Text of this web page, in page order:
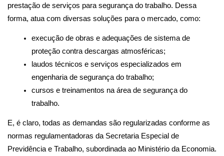
prestação de serviços para segurança do trabalho. Dessa
forma, atua com diversas soluções para o mercado, como:
execução de obras e adequações de sistema de
proteção contra descargas atmosféricas;
laudos técnicos e serviços especializados em
engenharia de segurança do trabalho;
cursos e treinamentos na área de segurança do
trabalho.
E, é claro, todas as demandas são regularizadas conforme as
normas regulamentadoras da Secretaria Especial de
Previdência e Trabalho, subordinada ao Ministério da Economia.